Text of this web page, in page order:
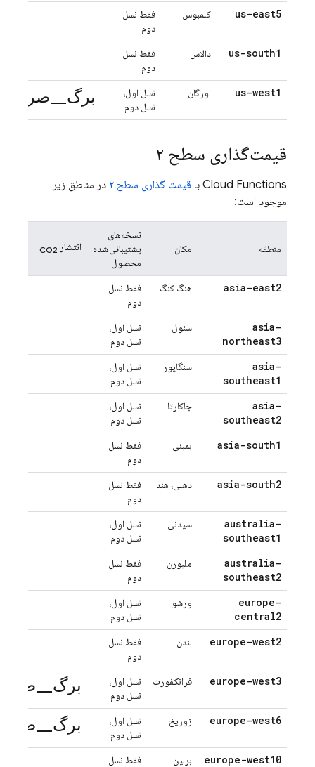
us-east5 کلمبوس
فقط نسل
دوم
us-south1 دالاس
فقط نسل
دوم
us-west1 اورگان
نسل اول،
نسل دوم
قیمت‌گذاری سطح ۲
Cloud Functions با قیمت گذاری سطح ۲
در مناطق زیر
موجود است:
منطقه مکان
نسخه‌های
پشتیبانی‌شده
محصول
انتشار CO2
asia-east2 هنگ کنگ
فقط نسل
دوم
asia-
northeast3
سئول
نسل اول،
نسل دوم
asia-
southeast1
سنگاپور
نسل اول،
نسل دوم
asia-
southeast2
جاکارتا
نسل اول،
نسل دوم
asia-south1 بمبئی
فقط نسل
دوم
asia-south2 دهلی، هند
فقط نسل
دوم
australia-
southeast1
سیدنی
نسل اول،
نسل دوم
australia-
southeast2
ملبورن
فقط نسل
دوم
europe-
central2
ورشو
نسل اول،
نسل دوم
europe-west2 لندن
فقط نسل
دوم
europe-west3 فرانکفورت
نسل اول،
نسل دوم
europe-west6 زوریخ
نسل اول،
نسل دوم
europe-west10 برلین
فقط نسل